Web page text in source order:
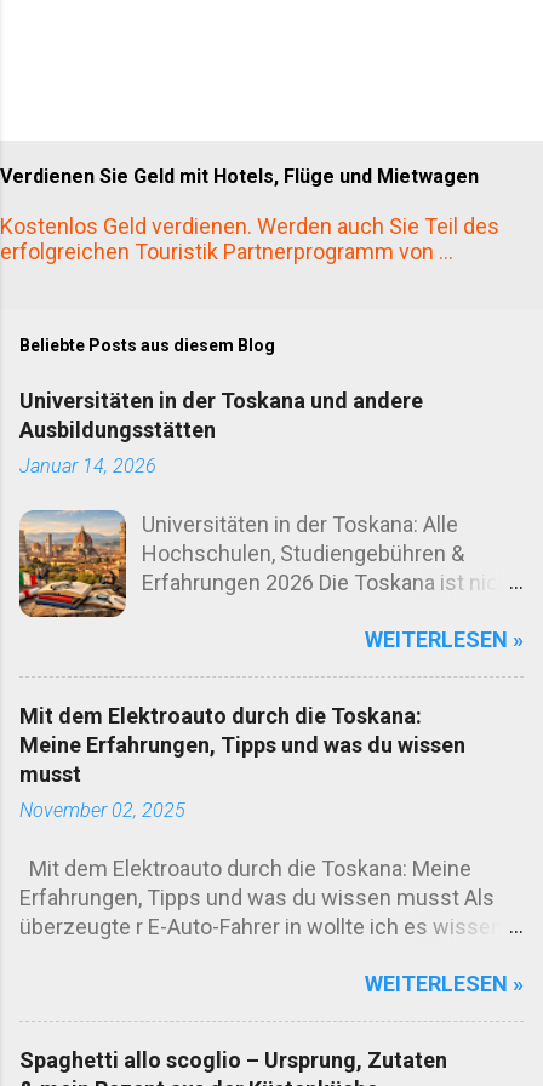
Verdienen Sie Geld mit Hotels, Flüge und Mietwagen
Kostenlos Geld verdienen. Werden auch Sie Teil des
erfolgreichen Touristik Partnerprogramm von ...
Beliebte Posts aus diesem Blog
Universitäten in der Toskana und andere
Ausbildungsstätten
Januar 14, 2026
Universitäten in der Toskana: Alle
Hochschulen, Studiengebühren &
Erfahrungen 2026 Die Toskana ist nicht
Weinberge und Renaissance-Kunst
Mit drei großen staatlichen
Universitäten, exzellenten
einzigartigen Flair zieht die Region
Studierende an. Doch was bedeutet es
wirklich, in der Toskana zu studieren?
Welche Uni passt zu wem? Und wie
Dieser Guide liefert alle Fakten, Tabellen
und ehrlichen Erfahrungsberichte –
geschrieben für alle, die ernsthaft über
ein Studium in Italiens schönster
WEITERLESEN »
Mit dem Elektroauto durch die Toskana:
Meine Erfahrungen, Tipps und was du wissen
musst
November 02, 2025
Mit dem Elektroauto durch die Toskana: Meine
Erfahrungen, Tipps und was du wissen musst Als
überzeugte r E-Auto-Fahrer in wollte ich es wissen:
Italien – genauer gesagt in der malerischen
auch bereit für nachhaltige Mobilität? Ich habe es
WEITERLESEN »
Spaghetti allo scoglio – Ursprung, Zutaten